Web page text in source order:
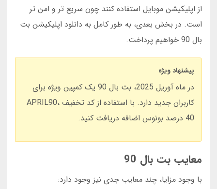
از اپلیکیشن موبایل استفاده کنند چون سریع تر و امن تر
است. در بخش بعدی، به طور کامل به دانلود اپلیکیشن بت
بال 90 خواهیم پرداخت.
پیشنهاد ویژه
در ماه آوریل 2025، بت بال 90 یک کمپین ویژه برای
کاربران جدید دارد. با استفاده از کد تخفیف APRIL90،
40 درصد بونوس اضافه دریافت کنید.
معایب بت بال 90
با وجود مزایا، چند معایب جدی نیز وجود دارد: